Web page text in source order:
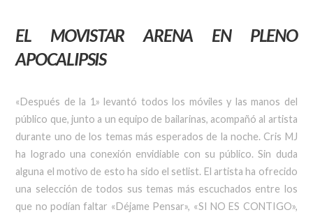
EL MOVISTAR ARENA EN PLENO
APOCALIPSIS
«Después de la 1» levantó todos los móviles y las manos del
público que, junto a un equipo de bailarinas, acompañó al artista
durante uno de los temas más esperados de la noche. Cris MJ
ha logrado una conexión envidiable con su público. Sin duda
alguna el motivo de esto ha sido el setlist. El artista ha ofrecido
una selección de todos sus temas más escuchados entre los
que no podían faltar «Déjame Pensar», «SI NO ES CONTIGO»,